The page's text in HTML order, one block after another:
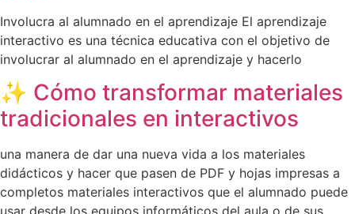
Involucra al alumnado en el aprendizaje El aprendizaje
interactivo es una técnica educativa con el objetivo de
involucrar al alumnado en el aprendizaje y hacerlo
✨ Cómo transformar materiales
tradicionales en interactivos
una manera de dar una nueva vida a los materiales
didácticos y hacer que pasen de PDF y hojas impresas a
completos materiales interactivos que el alumnado puede